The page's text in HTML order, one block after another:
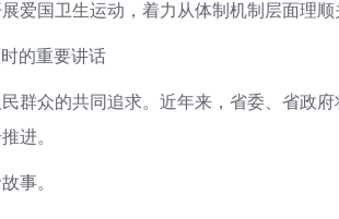
国卫生运动，着力从体制机制层面理顺
的重要讲话
群众的共同追求。近年来，省委、省政
进。
事。